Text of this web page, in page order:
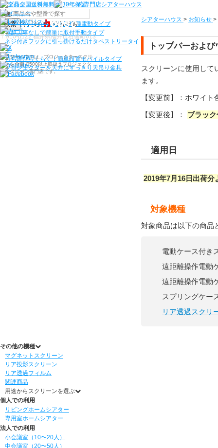
検索
シアターハウス > お知らせ >
トップバーおよ
スクリーンに使用して
ます。
【変更前】：ホワイト
【変更後】： ブラック
適用日
2019年7月16日出荷分
対象機種
対象商品は以下の商品
電動ケース付き
遠距離操作電動
遠距離操作電動
スプリングケー
リア透過スクリ
機種から選ぶ
シアターハウス人気NO1機種電動タイプ
電源工事なしで簡単に取付手動タイプ
ネジ付きフックに引っ掛けるだけタペストリータイ
プ
持ち運びらくらく！簡単設置モバイルタイプ
プロジェクターを天井にすっきり 天吊り金具
その他の機種
マグネットスクリーン
リア投影スクリーン
リア透過フィルム
関連商品
用途からスクリーンを選ぶ
個人での利用
リビングホームシアター
専用室ホームシアター
法人での利用
小会議室（10〜20人）
中会議室（20〜50人）
〒910-0122 福井県福井市石盛町613
シアターハウスは、プロジェクタースクリ
ーンを全部で500以上取扱うプロジェクタ
ースクリーン専門店です。